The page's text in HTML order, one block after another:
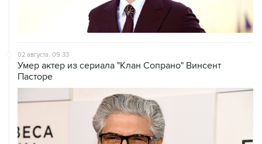
02 августа, 09:33
Умер актер из сериала "Клан Сопрано" Винсент
Пасторе